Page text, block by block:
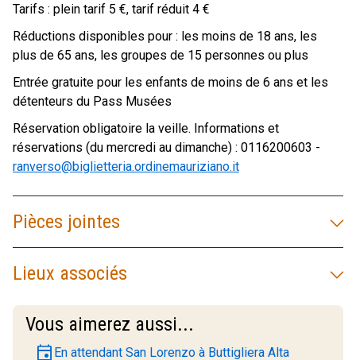
Tarifs : plein tarif 5 €, tarif réduit 4 €
Réductions disponibles pour : les moins de 18 ans, les
plus de 65 ans, les groupes de 15 personnes ou plus
Entrée gratuite pour les enfants de moins de 6 ans et les
détenteurs du Pass Musées
Réservation obligatoire la veille. Informations et
réservations (du mercredi au dimanche) : 0116200603 -
ranverso@biglietteria.ordinemauriziano.it
Pièces jointes
Lieux associés
Vous aimerez aussi...
event En attendant San Lorenzo à Buttigliera Alta